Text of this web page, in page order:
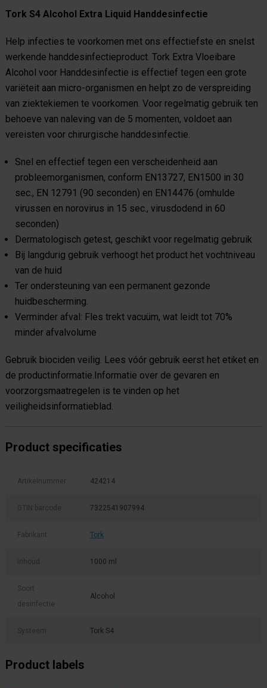
Tork S4 Alcohol Extra Liquid Handdesinfectie
Help infecties te voorkomen met ons effectiefste en snelst
werkende handdesinfectieproduct. Tork Extra Vloeibare
Alcohol voor Handdesinfectie is effectief tegen een grote
variëteit aan micro-organismen en helpt zo de verspreiding
van ziektekiemen te voorkomen. Voor regelmatig gebruik ten
behoeve van naleving van de 5 momenten, voldoet aan
vereisten voor chirurgische handdesinfectie.
Snel en effectief tegen een verscheidenheid aan
probleemorganismen, conform EN13727, EN1500 in 30
sec., EN 12791 (90 seconden) en EN14476 (omhulde
virussen en norovirus in 15 sec., virusdodend in 60
seconden)
Dermatologisch getest, geschikt voor regelmatig gebruik
Bij langdurig gebruik verhoogt het product het vochtniveau
van de huid
Ter ondersteuning van een permanent gezonde
huidbescherming.
Verminder afval: Fles trekt vacuüm, wat leidt tot 70%
minder afvalvolume
Gebruik biociden veilig. Lees vóór gebruik eerst het etiket en
de productinformatie.Informatie over de gevaren en
voorzorgsmaatregelen is te vinden op het
veiligheidsinformatieblad.
Product specificaties
Artikelnummer 424214
GTIN barcode 7322541907994
Fabrikant: Tork
Inhoud 1000 ml
Soort
desinfectie
Alcohol
Systeem Tork S4
Product labels